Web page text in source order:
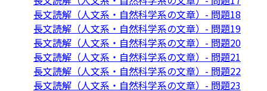
長文読解（人文系・自然科学系の文章）- 問題18
長文読解（人文系・自然科学系の文章）- 問題19
長文読解（人文系・自然科学系の文章）- 問題20
長文読解（人文系・自然科学系の文章）- 問題21
長文読解（人文系・自然科学系の文章）- 問題22
長文読解（人文系・自然科学系の文章）- 問題23